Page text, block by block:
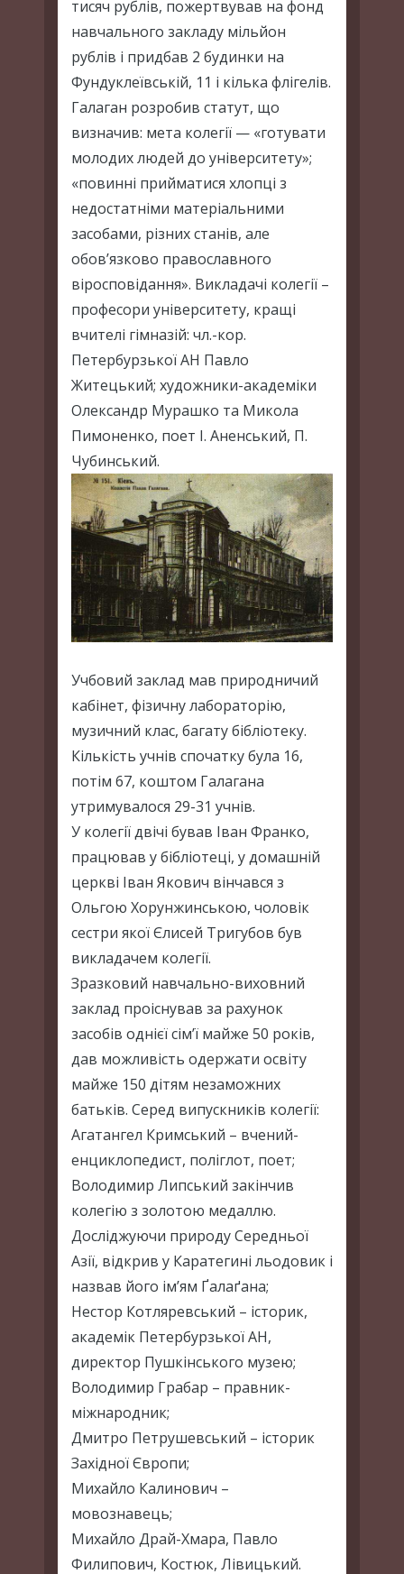
тисяч рублів, пожертвував на фонд
навчального закладу мільйон
рублів і придбав 2 будинки на
Фундуклеївській, 11 і кілька флігелів.
Галаган розробив статут, що
визначив: мета колегії — «готувати
молодих людей до університету»;
«повинні прийматися хлопці з
недостатніми матеріальними
засобами, різних станів, але
обов’язково православного
віросповідання». Викладачі колегії –
професори університету, кращі
вчителі гімназій: чл.-кор.
Петербурзької АН Павло
Житецький; художники-академіки
Олександр Мурашко та Микола
Пимоненко, поет І. Аненський, П.
Чубинський.
Учбовий заклад мав природничий
кабінет, фізичну лабораторію,
музичний клас, багату бібліотеку.
Кількість учнів спочатку була 16,
потім 67, коштом Галагана
утримувалося 29-31 учнів.
У колегії двічі бував Іван Франко,
працював у бібліотеці, у домашній
церкві Іван Якович вінчався з
Ольгою Хорунжинською, чоловік
сестри якої Єлисей Тригубов був
викладачем колегії.
Зразковий навчально-виховний
заклад проіснував за рахунок
засобів однієї сім’ї майже 50 років,
дав можливість одержати освіту
майже 150 дітям незаможних
батьків. Серед випускників колегії:
Агатангел Кримський – вчений-
енциклопедист, поліглот, поет;
Володимир Липський закінчив
колегію з золотою медаллю.
Досліджуючи природу Середньої
Азії, відкрив у Каратегині льодовик і
назвав його ім’ям Ґалаґана;
Нестор Котляревський – історик,
академік Петербурзької АН,
директор Пушкінського музею;
Володимир Грабар – правник-
міжнародник;
Дмитро Петрушевський – історик
Західної Європи;
Михайло Калинович –
мовознавець;
Михайло Драй-Хмара, Павло
Филипович, Костюк, Лівицький.